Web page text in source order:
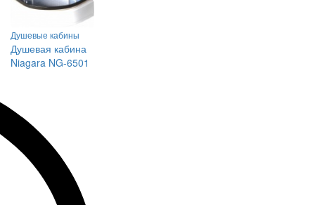
Душевые кабины
Душевая кабина
Niagara NG-6501